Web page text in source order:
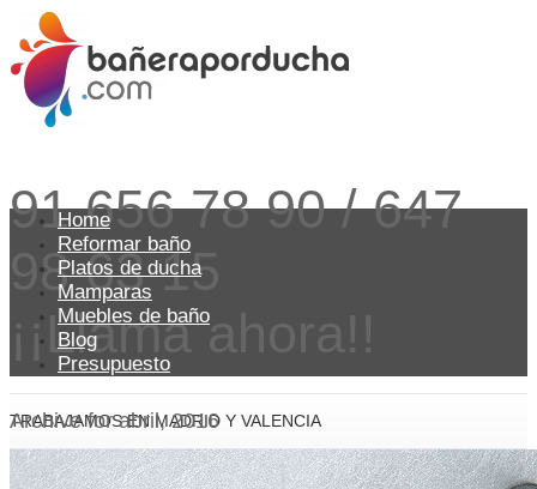
91 656 78 90 / 647
98 63 15
¡¡Llama ahora!!
TRABAJAMOS EN MADRID Y VALENCIA
Home
Reformar baño
Platos de ducha
Mamparas
Muebles de baño
Blog
Presupuesto
Archive for abril, 2016